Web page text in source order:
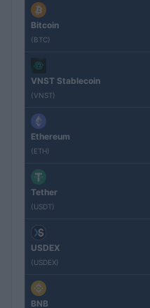
Bitcoin
(BTC)
VNST Stablecoin
(VNST)
Ethereum
(ETH)
Tether
(USDT)
USDEX
(USDEX)
BNB